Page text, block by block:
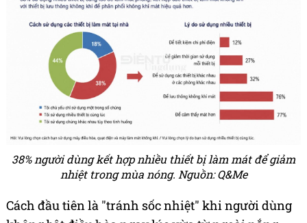
38% người dùng kết hợp nhiều thiết bị làm mát để giảm
nhiệt trong mùa nóng. Nguồn: Q&Me
Cách đầu tiên là "tránh sốc nhiệt" khi người dùng